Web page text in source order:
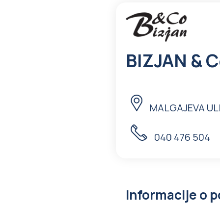
BIZJAN &
MALGAJEVA
040 476 504
Informacije o